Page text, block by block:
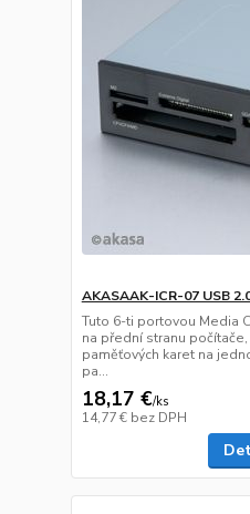
AKASAAK-ICR-07 USB
Tuto 6-ti portovou Media
na přední stranu
paměťových karet na
pa...
18,17 €/ks
14,77 € bez DPH